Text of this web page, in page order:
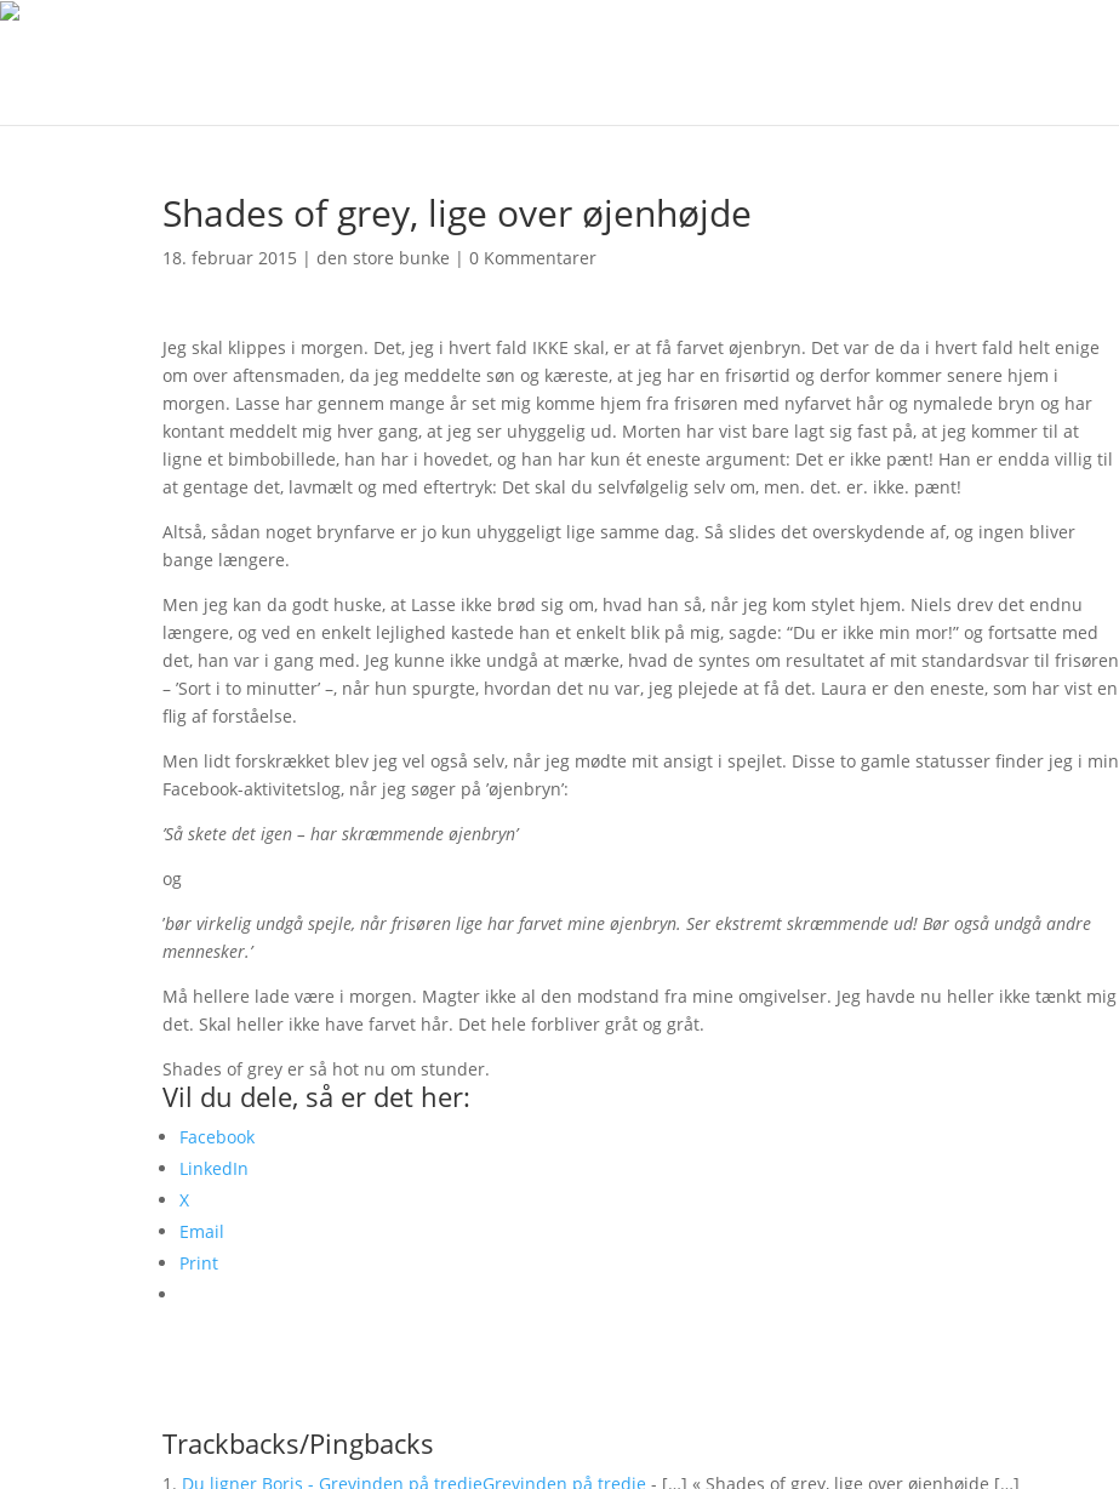
Shades of grey, lige over øjenhøjde
18. februar 2015 |den store bunke |0 Kommentarer
Jeg skal klippes i morgen. Det, jeg i hvert fald IKKE skal, er at få farvet øjenbryn. Det var de da i hvert fald helt enige
om over aftensmaden, da jeg meddelte søn og kæreste, at jeg har en frisørtid og derfor kommer senere hjem i
morgen. Lasse har gennem mange år set mig komme hjem fra frisøren med nyfarvet hår og nymalede bryn og har
kontant meddelt mig hver gang, at jeg ser uhyggelig ud. Morten har vist bare lagt sig fast på, at jeg kommer til at
ligne et bimbobillede, han har i hovedet, og han har kun ét eneste argument: Det er ikke pænt! Han er endda villig til
at gentage det, lavmælt og med eftertryk: Det skal du selvfølgelig selv om, men. det. er. ikke. pænt!
Altså, sådan noget brynfarve er jo kun uhyggeligt lige samme dag. Så slides det overskydende af, og ingen bliver
bange længere.
Men jeg kan da godt huske, at Lasse ikke brød sig om, hvad han så, når jeg kom stylet hjem. Niels drev det endnu
længere, og ved en enkelt lejlighed kastede han et enkelt blik på mig, sagde: “Du er ikke min mor!” og fortsatte med
det, han var i gang med. Jeg kunne ikke undgå at mærke, hvad de syntes om resultatet af mit standardsvar til frisøren
– ’Sort i to minutter’ –, når hun spurgte, hvordan det nu var, jeg plejede at få det. Laura er den eneste, som har vist en
flig af forståelse.
Men lidt forskrækket blev jeg vel også selv, når jeg mødte mit ansigt i spejlet. Disse to gamle statusser finder jeg i min
Facebook-aktivitetslog, når jeg søger på ’øjenbryn’:
’Så skete det igen – har skræmmende øjenbryn’
og
’bør virkelig undgå spejle, når frisøren lige har farvet mine øjenbryn. Ser ekstremt skræmmende ud! Bør også undgå andre
mennesker.’
Må hellere lade være i morgen. Magter ikke al den modstand fra mine omgivelser. Jeg havde nu heller ikke tænkt mig
det. Skal heller ikke have farvet hår. Det hele forbliver gråt og gråt.
Shades of grey er så hot nu om stunder.
Vil du dele, så er det her:
Facebook
LinkedIn
X
Email
Print
Trackbacks/Pingbacks
Du ligner Boris - Grevinden på tredjeGrevinden på tredje - […] « Shades of grey, lige over øjenhøjde […]